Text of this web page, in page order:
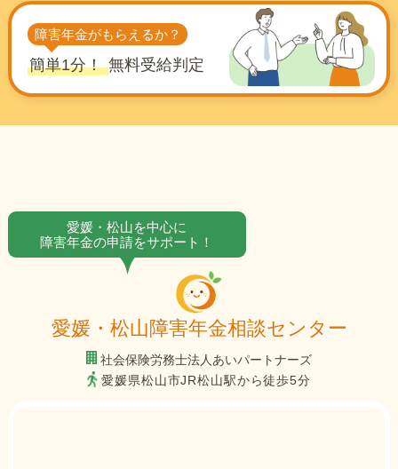
障害年金がもらえるか？
簡単1分！無料受給判定
愛媛・松山を中心に
障害年金の申請をサポート！
愛媛・松山障害年金相談センター
社会保険労務士法人あいパートナーズ
愛媛県松山市JR松山駅から徒歩5分